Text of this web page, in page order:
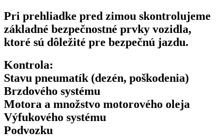
Pri prehliadke pred zimou skontrolujeme
základné bezpečnostné prvky vozidla,
ktoré sú dôležité pre bezpečnú jazdu.
Kontrola:
Stavu pneumatík (dezén, poškodenia)
Brzdového systému
Motora a množstvo motorového oleja
Výfukového systému
Podvozku